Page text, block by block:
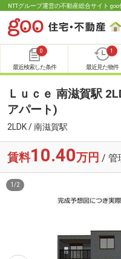
NTTグループ運営の不動産総合サイト
0
最近検索した条件
1
最近見た物件
Ｌｕｃｅ 南滋賀駅
アパート)
2LDK / 南滋賀駅
賃料10.40万円 / 管
1 /2